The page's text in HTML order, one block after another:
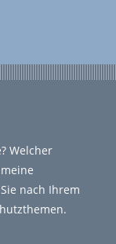
Welcher
nach Ihrem